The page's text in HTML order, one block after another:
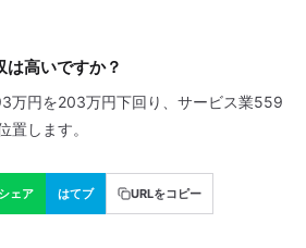
は高いですか？
万円を203万円下回り、サービス業559
置します。
ェア はてブ URLをコピー